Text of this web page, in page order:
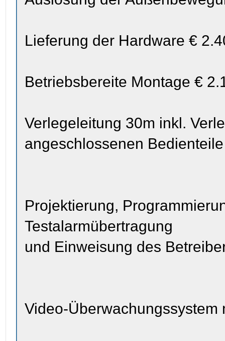
Lieferung der Hardware €
Betriebsbereite Montage €
Verlegeleitung 30m inkl.
angeschlossenen
Projektierung,
Testalarmübertragung
und Einweisung des
Video-Überwachungssystem